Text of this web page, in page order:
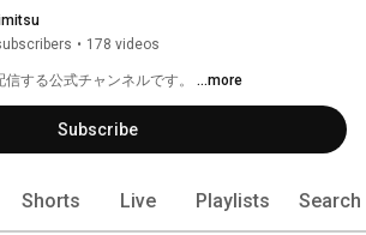
• 178 videos
する公式チャンネルです。 ...more
Subscribe
Shorts Live Playlists Search